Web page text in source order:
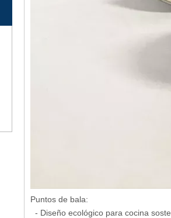
Puntos de bala:
- Diseño ecológico para cocina